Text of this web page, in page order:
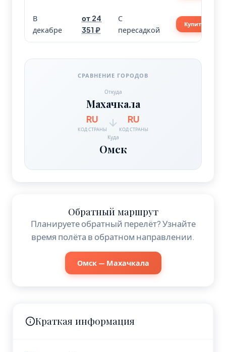
В
декабре
от 24
351 ₽
С
пересадкой
Купить
СРАВНЕНИЕ ГОРОДОВ
Откуда
Махачкала
RU
КОД СТРАНЫ
RU
КОД СТРАНЫ
Куда
Омск
Обратный маршрут
Планируете обратный перелёт? Узнайте
время полёта в обратном направлении.
Омск — Махачкала
Краткая информация